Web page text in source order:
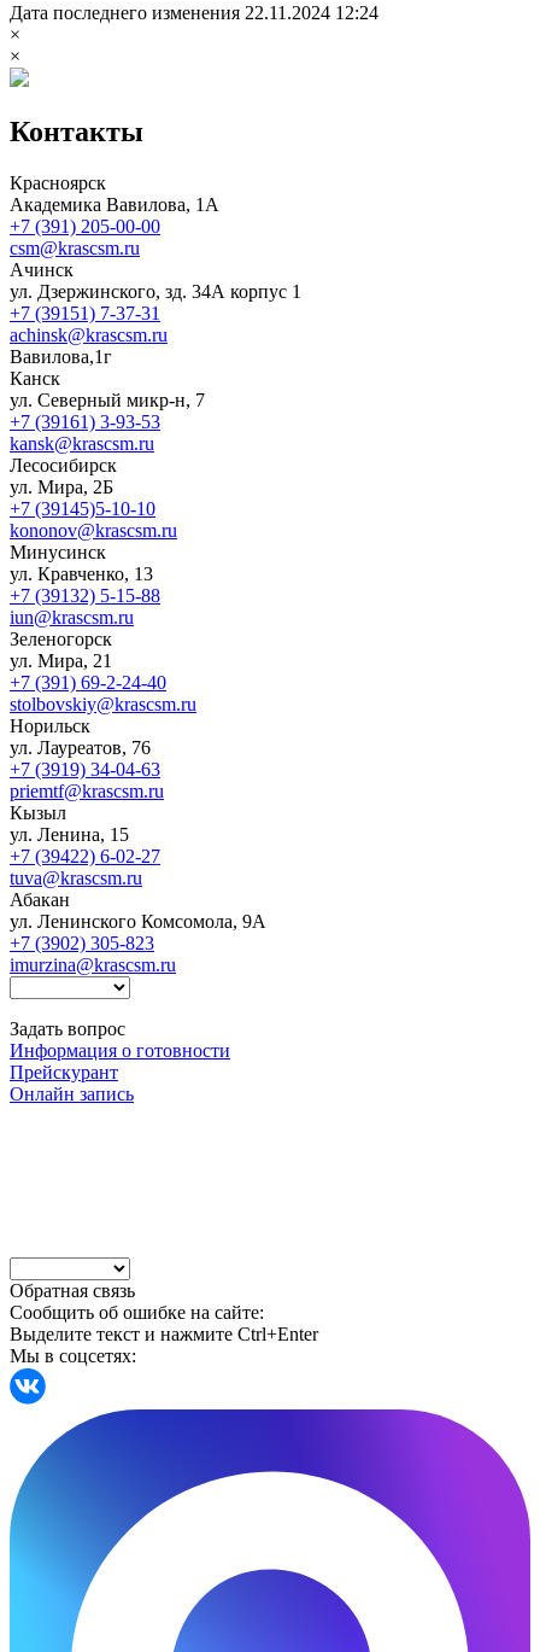
Дата последнего изменения 22.11.2024 12:24
×
×
Контакты
Красноярск
Академика Вавилова, 1А
+7 (391) 205-00-00
csm@krascsm.ru
Ачинск
ул. Дзержинского, зд. 34А корпус 1
+7 (39151) 7-37-31
achinsk@krascsm.ru
Вавилова,1г
Канск
ул. Северный микр-н, 7
+7 (39161) 3-93-53
kansk@krascsm.ru
Лесосибирск
ул. Мира, 2Б
+7 (39145)5-10-10
kononov@krascsm.ru
Минусинск
ул. Кравченко, 13
+7 (39132) 5-15-88
iun@krascsm.ru
Зеленогорск
ул. Мира, 21
+7 (391) 69-2-24-40
stolbovskiy@krascsm.ru
Норильск
ул. Лауреатов, 76
+7 (3919) 34-04-63
priemtf@krascsm.ru
Кызыл
ул. Ленина, 15
+7 (39422) 6-02-27
tuva@krascsm.ru
Абакан
ул. Ленинского Комсомола, 9А
+7 (3902) 305-823
imurzina@krascsm.ru
Задать вопрос
Информация о готовности
Прейскурант
Онлайн запись
Обратная связь
Сообщить об ошибке на сайте:
Выделите текст и нажмите Ctrl+Enter
Мы в соцсетях: